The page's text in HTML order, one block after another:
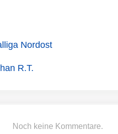
Nordost
R.T.
Noch keine Kommentare.